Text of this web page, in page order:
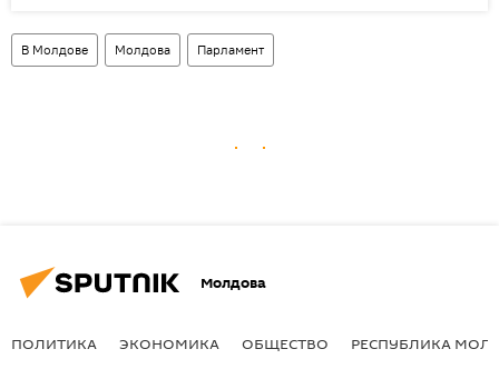
В Молдове Молдова Парламент
Молдова
ПОЛИТИКА ЭКОНОМИКА ОБЩЕСТВО РЕСПУБЛИКА